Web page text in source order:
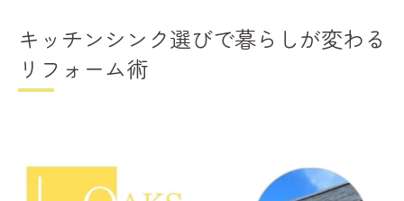
リフォーム成功の鍵は実用性重視のシンク
選び
リフォームで叶える浄水器とシンク交換の
キッチンシンク選びで暮らしが変わる
リフォーム術